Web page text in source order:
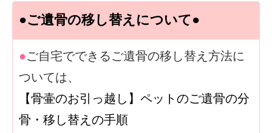
●ご遺骨の移し替えについて●
●ご自宅でできるご遺骨の移し替え方法に
ついては、
【骨壷のお引っ越し】ペットのご遺骨の分
骨・移し替えの手順